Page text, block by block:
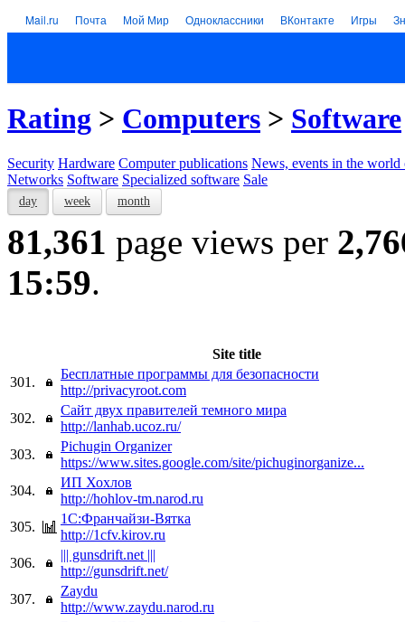
Mail.ru Почта Мой Мир Одноклассники ВКонтакте Игры
Rating > Computers > Software
Security Hardware Computer publications News, events in the world
Networks Software Specialized software Sale
day week month
81,361 page views per
15:59.
Site title
301.
Бесплатные программы для безопасности
http://privacyroot.com
302.
Сайт двух правителей темного мира
http://lanhab.ucoz.ru/
303.
Pichugin Organizer
https://www.sites.google.com/site/pichuginorganize...
304.
ИП Хохлов
http://hohlov-tm.narod.ru
305.
1С:Франчайзи-Вятка
http://1cfv.kirov.ru
306.
||| gunsdrift.net |||
http://gunsdrift.net/
307.
Zaydu
http://www.zaydu.narod.ru